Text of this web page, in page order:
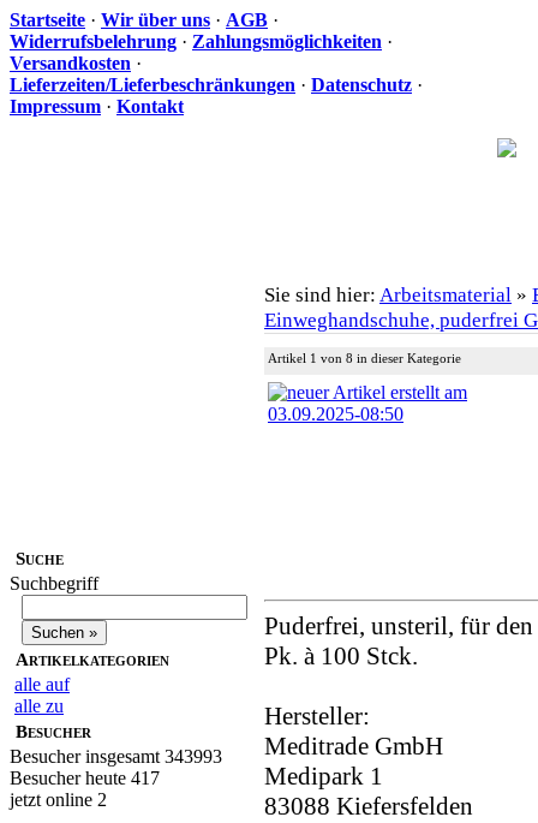
Startseite · Wir über uns · AGB ·
Widerrufsbelehrung · Zahlungsmöglichkeiten ·
Versandkosten ·
Lieferzeiten/Lieferbeschränkungen · Datenschutz ·
Impressum · Kontakt
Suche
Suchbegriff
Artikelkategorien
alle auf
alle zu
Besucher
Besucher insgesamt 343993
Besucher heute 417
jetzt online 2
Sie sind hier: Arbeitsmaterial »
Einweghandschuhe, puderfrei
Artikel 1 von 8 in dieser Kategorie
Puderfrei, unsteril, für
Pk. à 100 Stck.
Hersteller:
Meditrade GmbH
Medipark 1
83088 Kiefersfelden